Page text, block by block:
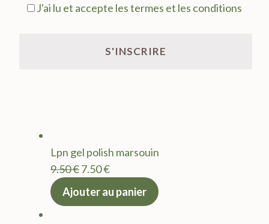
J'ai lu et accepte les termes et les conditions
Lpn gel polish marsouin
9.50€Le
prix
7.50€Le
actuel
Ajouter au panier